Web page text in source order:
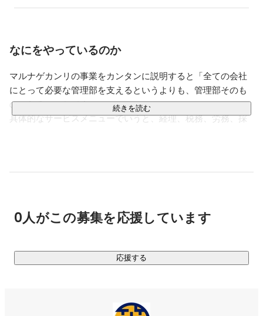
→Leverages→GOODGREEN→インド→forest→家業(中小
40代に突入し、仕事を通じて、すなわちマルナゲカンリ
を通じて、社会のためになったり、社会にためになるも
旅行とか新しいものが好き、食べるのも寝るのも好き、
BMI over 25
なにをやっているのか
マルナゲカンリの事業をカンタンに説明すると「全ての会社
にとって必要な管理部を支えるというよりも、管理部そのも
のになる」ことです。
具体的なサービスメニューでいうと、経理、税務、労務、採
2024年にサービススタートしたこのビジネスは、経営・事業
ることになりました。
続きを読む
0人がこの募集を応援しています
応援する